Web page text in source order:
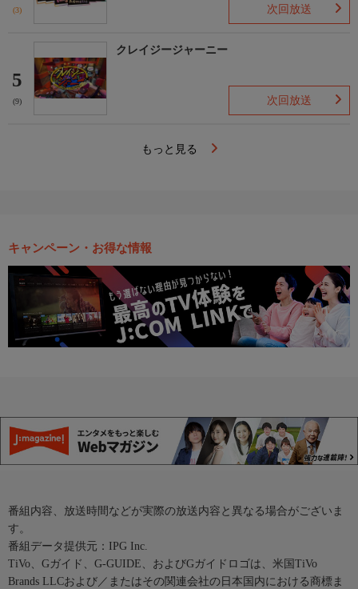
(3) 次回放送
5
(9)
クレイジージャーニー
次回放送
もっと見る
キャンペーン・お得な情報
番組内容、放送時間などが実際の放送内容と異なる場合がございま
す。
番組データ提供元：IPG Inc.
TiVo、Gガイド、G-GUIDE、およびGガイドロゴは、米国TiVo
Brands LLCおよび／またはその関連会社の日本国内における商標ま